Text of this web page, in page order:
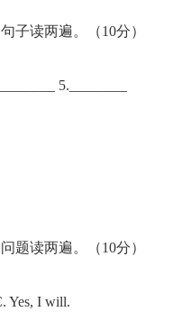
子读两遍。（10分）
5.________
题读两遍。（10分）
Yes, I will.